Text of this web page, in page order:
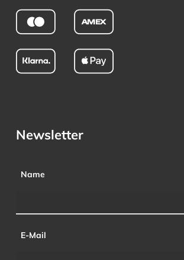
Newsletter
Name
E-Mail